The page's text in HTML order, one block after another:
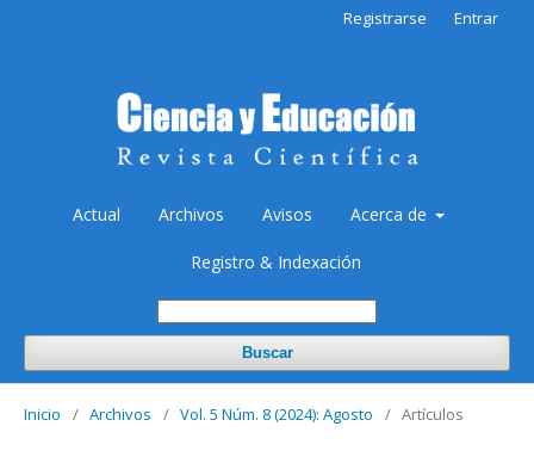
Actual Archivos Avisos Acerca de
Registro & Indexación
Buscar
Registrarse Entrar
Inicio / Archivos / Vol. 5 Núm. 8 (2024): Agosto / Artículos